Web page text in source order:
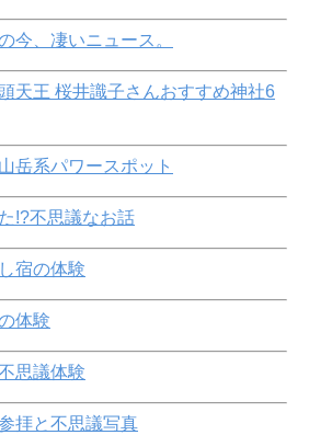
今、凄いニュース。
天王 桜井識子さんおすすめ神社6
岳系パワースポット
!?不思議なお話
宿の体験
体験
思議体験
拝と不思議写真